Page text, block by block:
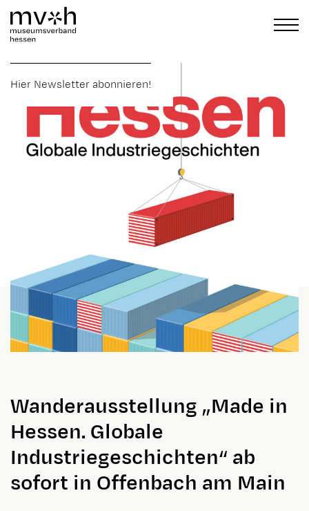
Hier Newsletter abonnieren!
Wanderausstellung „Made in
Hessen. Globale
Industriegeschichten“ ab
sofort in Offenbach am Main